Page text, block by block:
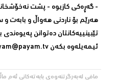
- گه‌ڕه‌کی کازیوه‌ - پشت
هه‌رێم بۆ ناردنی‌ هه‌واڵ و بابه‌ت و
تێبینییه‌كانتان ده‌توانن په‌یوه‌ندی‌
ئیمه‌یله‌وه‌ بكه‌ن
مافی لەبەرگرتنەوەی بابەتەکانی ئەم